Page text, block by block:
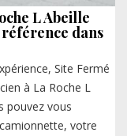
L Abeille
référence dans
Site Fermé
à La Roche L
pouvez vous
votre